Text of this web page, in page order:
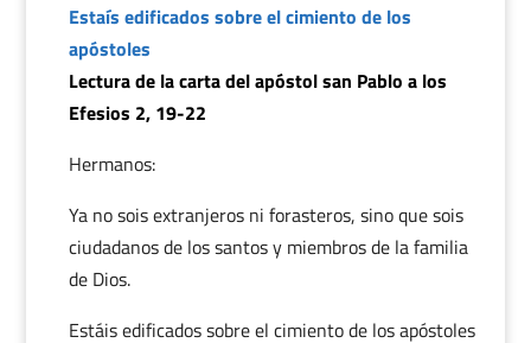
Estaís edificados sobre el cimiento de los
apóstoles
Lectura de la carta del apóstol san Pablo a los
Efesios 2, 19-22
Hermanos:
Ya no sois extranjeros ni forasteros, sino que sois
ciudadanos de los santos y miembros de la familia
de Dios.
Estáis edificados sobre el cimiento de los apóstoles